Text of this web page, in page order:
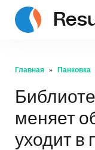
Главная Панковка
меняет
уходит в